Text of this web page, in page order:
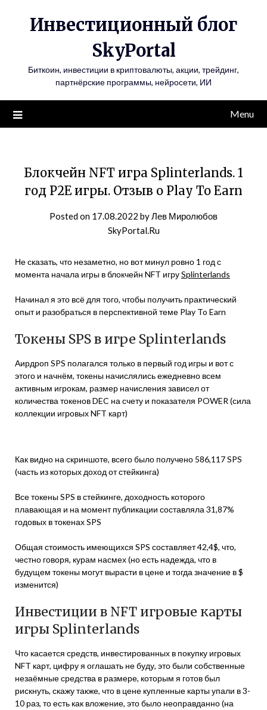
Инвестиционный блог
SkyPortal
Биткоин, инвестиции в криптовалюты, акции, трейдинг,
партнёрские программы, нейросети, ИИ
Menu
Блокчейн NFT игра Splinterlands. 1
год P2E игры. Отзыв о Play To Earn
Posted on 17.08.2022 byЛев Миролюбов
SkyPortal.Ru
Не сказать, что незаметно, но вот минул ровно 1 год с
момента начала игры в блокчейн NFT игруSplinterlands
Начинал я это всё для того, чтобы получить практический
опыт и разобраться в перспективной теме Play To Earn
Токены SPS в игре Splinterlands
Аирдроп SPS полагался только в первый год игры и вот с
этого и начнём, токены начислялись ежедневно всем
активным игрокам, размер начисления зависел от
количества токенов DEC на счету и показателя POWER (сила
коллекции игровых NFT карт)
Как видно на скриншоте, всего было получено 586,117 SPS
(часть из которых доход от стейкинга)
Все токены SPS в стейкинге, доходность которого
плавающая и на момент публикации составляла 31,87%
годовых в токенах SPS
Общая стоимость имеющихся SPS составляет 42,4$, что,
честно говоря, курам насмех (но есть надежда, что в
будущем токены могут вырасти в цене и тогда значение в $
изменится)
Инвестиции в NFT игровые карты
игры Splinterlands
Что касается средств, инвестированных в покупку игровых
NFT карт, цифру я оглашать не буду, это были собственные
незаёмные средства в размере, которым я готов был
рискнуть, скажу также, что в цене купленные карты упали в 3-
10 раз, то есть как вложение, это было неоправданно (на